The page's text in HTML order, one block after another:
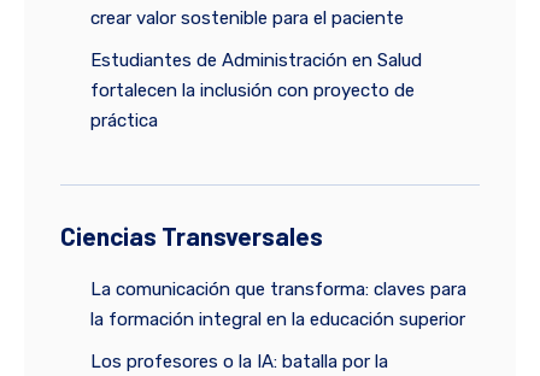
crear valor sostenible para el paciente
Estudiantes de Administración en Salud
fortalecen la inclusión con proyecto de
práctica
Ciencias Transversales
La comunicación que transforma: claves para
la formación integral en la educación superior
Los profesores o la IA: batalla por la